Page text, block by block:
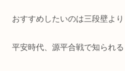
おすすめしたいのは三段壁より
平安時代、源平合戦で知られる